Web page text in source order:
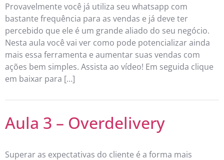
Provavelmente você já utiliza seu whatsapp com
bastante frequência para as vendas e já deve ter
percebido que ele é um grande aliado do seu negócio.
Nesta aula você vai ver como pode potencializar ainda
mais essa ferramenta e aumentar suas vendas com
ações bem simples. Assista ao vídeo! Em seguida clique
em baixar para […]
Aula 3 – Overdelivery
Superar as expectativas do cliente é a forma mais